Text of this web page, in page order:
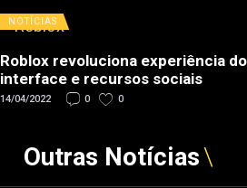
NOTÍCIAS
Roblox revoluciona experiência
interface e recursos sociais
14/04/2022 0 0
Outras Notícias